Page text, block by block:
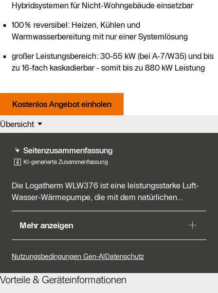
Hybridsystemen für Nicht-Wohngebäude einsetzbar
100% reversibel: Heizen, Kühlen und
Warmwasserbereitung mit nur einer Systemlösung
großer Leistungsbereich: 30-55 kW (bei A-7/W35) und bis
zu 16-fach kaskadierbar - somit bis zu 880 kW Leistung
Kostenlos Angebot einholen
Übersicht
Seitenzusammenfassung
KI-generierte Zusammenfassung
Die Logatherm WLW376 ist eine leistungsstarke Luft-
Wasser-Wärmepumpe, die mit dem natürlichen...
Wasser-Wärmepumpe, die mit dem natürlichen
Kältemittel R290 für den Einsatz in Gewerbe und
Industrie konzipiert wurde. Sie ist in Größen von 30 bis
im Sommer aktiv zu kühlen. Die Wärmepumpe kann in
Mehr anzeigen
Nutzungsbedingungen Gen-AIDatenschutz
Vorteile & Geräteinformationen